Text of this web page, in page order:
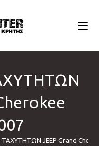
JEEP Grand